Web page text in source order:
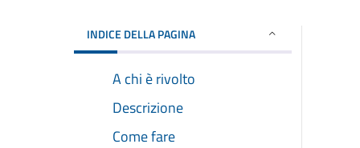
INDICE DELLA PAGINA
A chi è rivolto
Descrizione
Come fare